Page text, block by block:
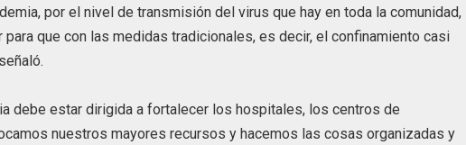
por el nivel de transmisión del virus que hay en toda la comunidad,
que con las medidas tradicionales, es decir, el confinamiento casi
debe estar dirigida a fortalecer los hospitales, los centros de
nuestros mayores recursos y hacemos las cosas organizadas y